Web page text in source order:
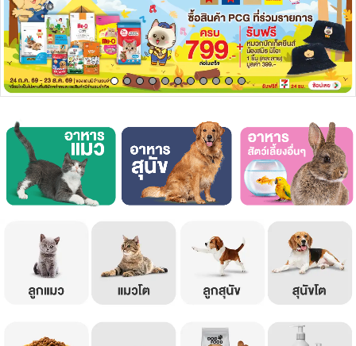
เครื่องปรุงรสและของแห้ง
ขนมขบเคี้ยว และช็อคโกแลต
อาหารสด ผัก ผลไม้และเบเกอรี่